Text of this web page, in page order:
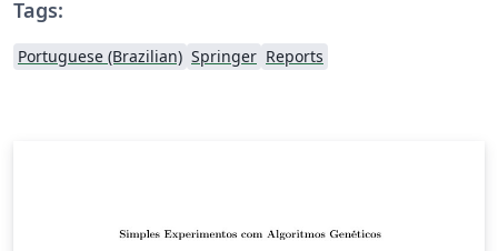
Tags:
Portuguese (Brazilian) Springer Reports